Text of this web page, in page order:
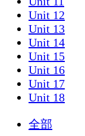
Unit 12
Unit 13
Unit 14
Unit 15
Unit 16
Unit 17
Unit 18
全部